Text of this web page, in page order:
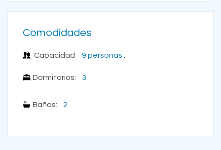
Comodidades
Capacidad
Dormitorios:
9 personas .
3
Baños: 2